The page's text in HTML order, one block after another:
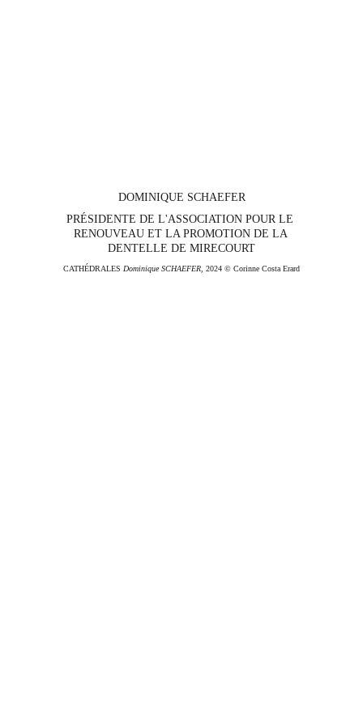
DOMINIQUE SCHAEFER
PRÉSIDENTE DE L'ASSOCIATION POUR LE
RENOUVEAU ET LA PROMOTION DE LA
DENTELLE DE MIRECOURT
CATHÉDRALES Dominique SCHAEFER , 2024 © Corinne Costa Erard